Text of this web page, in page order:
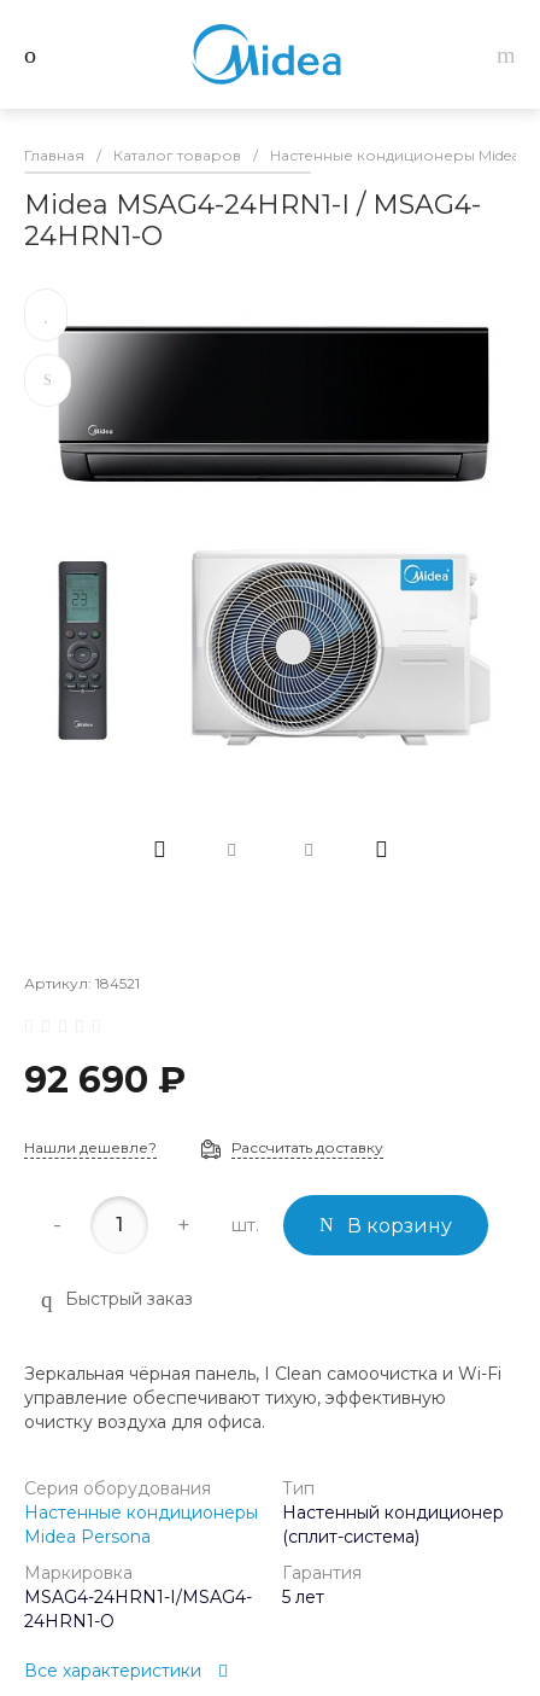
Главная / Каталог товаров / Настенные кондиционеры Midea
Midea MSAG4-24HRN1-I / MSAG4-
24HRN1-O
Артикул: 184521
92 690 ₽
Нашли дешевле? Рассчитать доставку
- + шт. В корзину
Быстрый заказ
Зеркальная чёрная панель, I Clean самоочистка и Wi-Fi
управление обеспечивают тихую, эффективную
очистку воздуха для офиса.
Серия оборудования
Настенные кондиционеры
Midea Persona
Тип
Настенный кондиционер
(сплит-система)
Маркировка
MSAG4-24HRN1-I/MSAG4-
24HRN1-O
Гарантия
5 лет
Все характеристики